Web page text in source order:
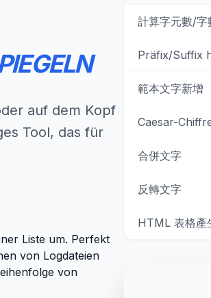
auf dem Kopf
Tool, das für
Liste um. Perfekt
von Logdateien
von
計算字元數/字
Präfix/Suffix
範本文字新增
Caesar-
合併文字
反轉文字
HTML 表格產